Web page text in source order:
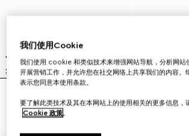
马衔扣图案项链
₺95.050
Gucci Crest
₺24.950
我们使用Cookie
我们使用 cookie 和类似技术来增强网站导航，分析网站
开展营销工作，并允许您在社交网络上共享我们的内容。
表示您同意本使用条款。
要了解此类技术及其在本网站上的使用相关的更多信息，
Cookie 政策。